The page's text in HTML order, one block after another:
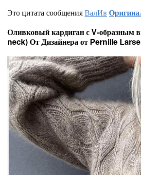
Это цитата сообщенияВалИв
Оливковый кардиган с V-образным
neck) От Дизайнера от Pernille